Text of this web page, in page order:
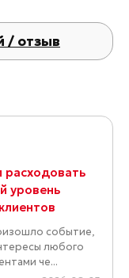
/ отзыв
расходовать
уровень
событие,
любого
че...